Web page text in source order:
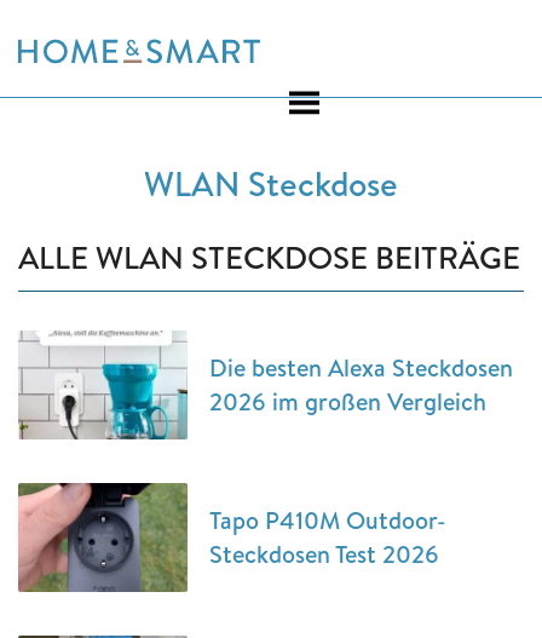
to
WLAN Steckdose
ALLE WLAN STECKDOSE BEITRÄGE
Die besten Alexa Steckdosen
2026 im großen Vergleich
Tapo P410M Outdoor-
Steckdosen Test 2026